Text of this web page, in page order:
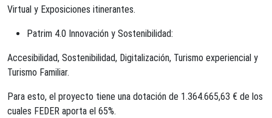
Virtual y Exposiciones itinerantes.
Patrim 4.0 Innovación y Sostenibilidad:
Accesibilidad, Sostenibilidad, Digitalización, Turismo experiencial y
Turismo Familiar.
Para esto, el proyecto tiene una dotación de 1.364.665,63 € de los
cuales FEDER aporta el 65%.